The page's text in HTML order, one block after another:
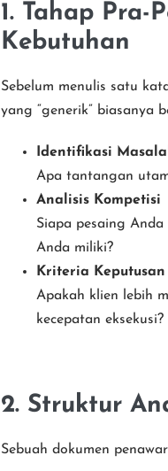
1. Tahap Pra-
Kebutuhan
Sebelum menulis satu
yang “generik” biasanya
Identifikasi
Apa tantangan
Analisis Kompetisi
Siapa pesaing
Anda miliki?
Kriteria Keputusan
Apakah klien lebih
kecepatan eksekusi?
2. Struktur
Sebuah dokumen